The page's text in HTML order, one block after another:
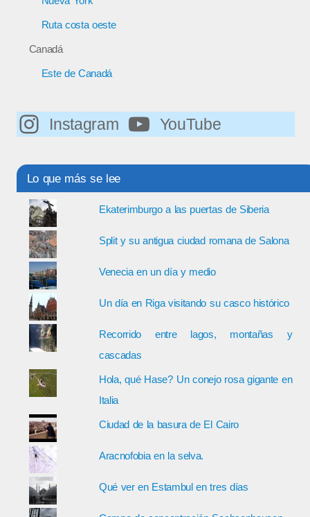
Ruta costa oeste
Canadá
Este de Canadá
Instagram YouTube
Lo que más se lee
Ekaterimburgo a las puertas de Siberia
Split y su antigua ciudad romana de Salona
Venecia en un día y medio
Un día en Riga visitando su casco histórico
Recorrido entre lagos, montañas y
cascadas
Hola, qué Hase? Un conejo rosa gigante en
Italia
Ciudad de la basura de El Cairo
Aracnofobia en la selva.
Qué ver en Estambul en tres días